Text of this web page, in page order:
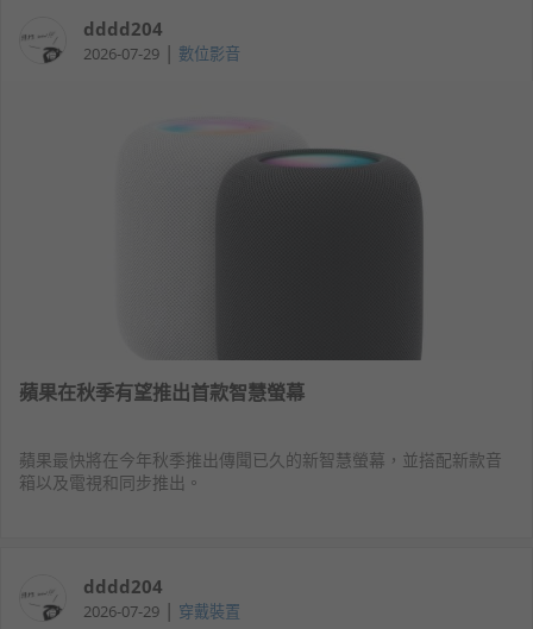
dddd204
2026-07-29 | 數位影音
蘋果在秋季有望推出首款智慧螢幕
蘋果最快將在今年秋季推出傳聞已久的新智慧螢幕，並搭配新款音
箱以及電視和同步推出。
dddd204
2026-07-29 | 穿戴裝置